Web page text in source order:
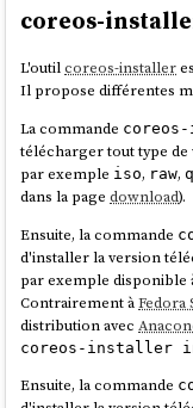
car son écosystème est
généralisée du format
Depuis
zstd:chunked, basé
permet une
améliorant ainsi
restant inférieur à des
prend pas encore en
En explorant ce sujet
des données à
bspatch,Rolling hash(
Note suivante : "
coreos-
L'outilcoreos-installer
Il propose différentes
La commande
télécharger tout type
par exemple iso, raw,
dans la pagedownload).
Ensuite, la commande
d'installer la version
par exemple disponible
Contrairement àFedora
distribution avec
coreos-installer
Ensuite, la commande